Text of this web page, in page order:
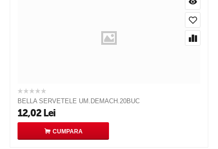
BELLA SERVETELE UM.DEMACH.20BUC
12,02 Lei
CUMPARA